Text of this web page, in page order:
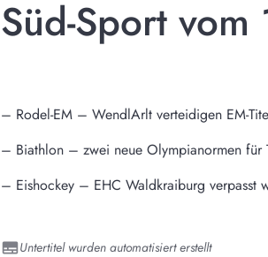
Süd-Sport
– Rodel-EM – WendlArlt verteidigen EM-
– Biathlon – zwei neue Olympianormen für
– Eishockey – EHC Waldkraiburg verpasst
Untertitel wurden automatisiert erstellt